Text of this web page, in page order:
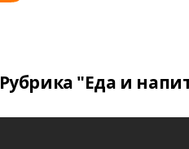
Рубрика "Еда и